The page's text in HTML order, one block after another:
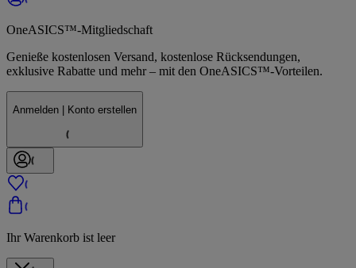
OneASICS™-Mitgliedschaft
Genieße kostenlosen Versand, kostenlose Rücksendungen,
exklusive Rabatte und mehr – mit den OneASICS™-Vorteilen.
Anmelden | Konto erstellen
Ihr Warenkorb ist leer